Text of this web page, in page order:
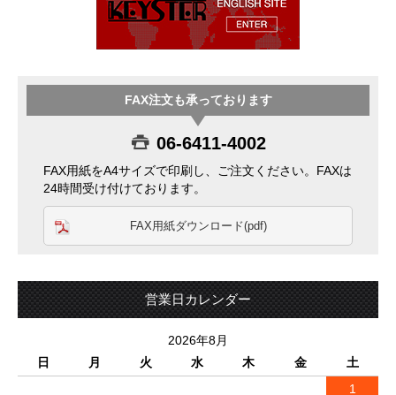
FAX注文も承っております
06-6411-4002
FAX用紙をA4サイズで印刷し、ご注文ください。FAXは
24時間受け付けております。
FAX用紙ダウンロード(pdf)
営業日カレンダー
2026年8月
日
月 火 水 木 金
土
1